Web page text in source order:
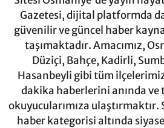
Gazetesi, dijital platformda
güvenilir ve güncel haber
taşımaktadır. Amacımız,
Düziçi, Bahçe, Kadirli,
Hasanbeyli gibi tüm
dakika haberlerini anında ve
okuyucularımıza
haber kategorisi altında